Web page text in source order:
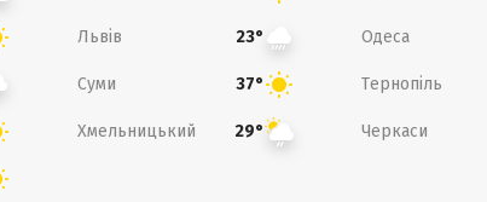
Львів 23° Одеса
Суми 37° Тернопіль
Хмельницький 29° Черкаси